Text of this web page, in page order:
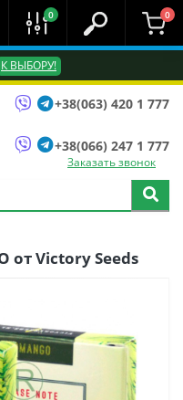
К ВЫБОРУ!
0 0
+38(063) 420 1 777
+38(066) 247 1 777
Заказать звонок
от Victory Seeds